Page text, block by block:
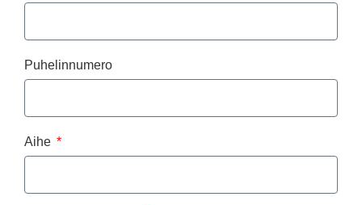
Puhelinnumero
Aihe